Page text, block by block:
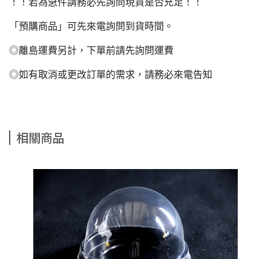
！！若為急件請務必先詢問現貨是否充足！！
「預購商品」可先來電詢問到貨時間。
◎離島運費另計，下單前請先詢問運費
◎如有取消或更改訂單的需求，請務必來電告知
相關商品